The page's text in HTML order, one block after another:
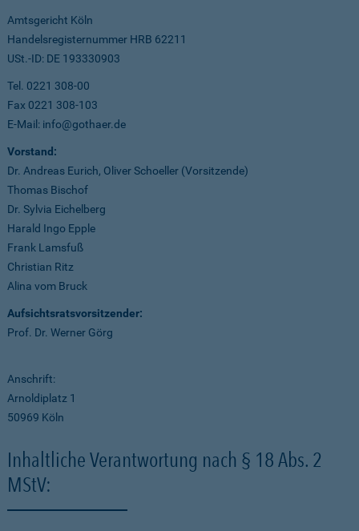
Amtsgericht Köln
Handelsregisternummer HRB 62211
USt.-ID: DE 193330903
Tel. 0221 308-00
Fax 0221 308-103
E-Mail: info@gothaer.de
Vorstand:
Dr. Andreas Eurich, Oliver Schoeller (Vorsitzende)
Thomas Bischof
Dr. Sylvia Eichelberg
Harald Ingo Epple
Frank Lamsfuß
Christian Ritz
Alina vom Bruck
Aufsichtsratsvorsitzender:
Prof. Dr. Werner Görg
Anschrift:
Arnoldiplatz 1
50969 Köln
Inhaltliche Verantwortung nach § 18 Abs. 2
MStV: